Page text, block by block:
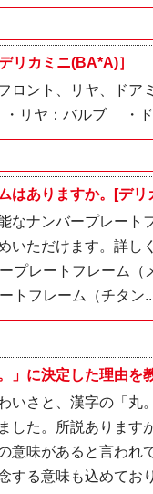
リカミニ(BA*A)］
ロント、リヤ、ドア
リヤ：バルブ ・ド
はありますか。[デ
なナンバープレート
いただけます。詳し
プレートフレーム（
トフレーム（チタン
」に決定した理由を
いさと、漢字の「丸
した。所説あります
意味があると言われ
する意味も込めてお